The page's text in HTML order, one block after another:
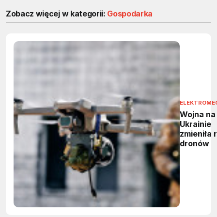
Zobacz więcej w kategorii: Gospodarka
Wojna na
Ukrainie
zmieniła
dronów